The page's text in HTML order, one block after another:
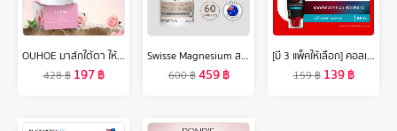
OUHOE มาส์กใต้ตา ให้ความชุ่มชื่นลดรอยหมองคล้ำบำรุงรอบดวงตาลดผ้าปิดตากุหลาบผิวรอบดวงตาลบเลือนริ้วรอยถุงใต้ตาและรอยคล้ำผ้าปิดตาคอลลาเจนช่วยบำรุงผิวลดเลือนริ้วรอยรอยความงามสิวคล้ำสำหรับบำรุงผิวตา
428฿ 197฿
Swisse Magnesium สวิสเซ แมกนีเซียม 150 มก.
600฿459฿
[มี 3 แพ็คให้เลือก] คอลเกต ยาสีฟัน อ๊อพติค ไวท์ โอทู 85 กรัม (อะโรมาติค / พีช ออสแมนตัส) Colgate Optic White O2 85g. (Aromantic / Peach Osmanthus) (ยาสีฟันฟันขาว, Whitening)
159฿ 139฿